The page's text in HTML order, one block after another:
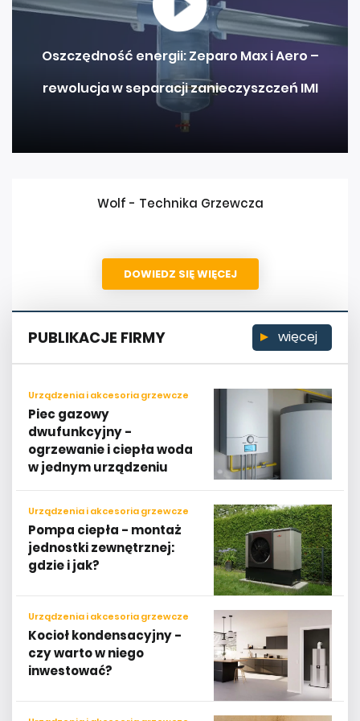
Oszczędność energii: Zeparo Max i Aero –
rewolucja w separacji zanieczyszczeń IMI
Wolf - Technika Grzewcza
DOWIEDZ SIĘ WIĘCEJ
PUBLIKACJE FIRMY więcej
Urządzenia i akcesoria grzewcze
Piec gazowy
dwufunkcyjny -
ogrzewanie i ciepła woda
w jednym urządzeniu
Urządzenia i akcesoria grzewcze
Pompa ciepła - montaż
jednostki zewnętrznej:
gdzie i jak?
Urządzenia i akcesoria grzewcze
Kocioł kondensacyjny -
czy warto w niego
inwestować?